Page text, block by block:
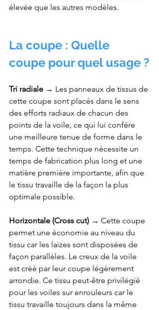
élevée que les autres modèles.
La coupe : Quelle
coupe pour quel usage ?
Tri radiale → Les panneaux de tissus de
cette coupe sont placés dans le sens
des efforts radiaux de chacun des
points de la voile, ce qui lui confère
une meilleure tenue de forme dans le
temps. Cette technique nécessite un
temps de fabrication plus long et une
matière première importante, afin que
le tissu travaille de la façon la plus
optimale possible.
Horizontale (Cross cut) → Cette coupe
permet une économie au niveau du
tissu car les laizes sont disposées de
façon parallèles. Le creux de la voile
est créé par leur coupe légèrement
arrondie. Ce tissu peut-être privilégié
pour les voiles sur enrouleurs car le
tissu travaille toujours dans la même